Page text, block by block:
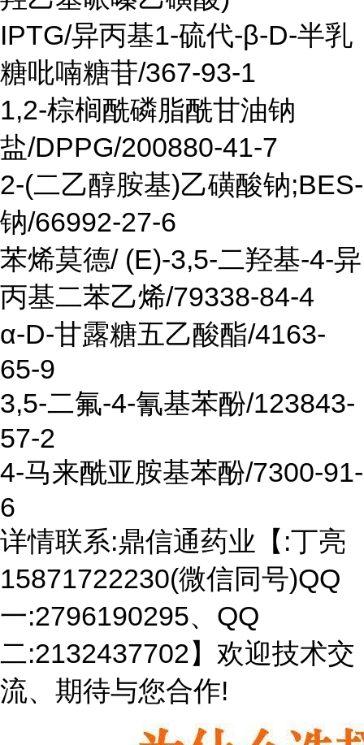
IPTG/异丙基1-硫代-β-D-半乳
糖吡喃糖苷/367-93-1
1,2-棕榈酰磷脂酰甘油钠
盐/DPPG/200880-41-7
2-(二乙醇胺基)乙磺酸钠;BES-
钠/66992-27-6
苯烯莫德/ (E)-3,5-二羟基-4-异
丙基二苯乙烯/79338-84-4
α-D-甘露糖五乙酸酯/4163-
65-9
3,5-二氟-4-氰基苯酚/123843-
57-2
4-马来酰亚胺基苯酚/7300-91-
6
详情联系:鼎信通药业【:丁亮
15871722230(微信同号)QQ
一:2796190295、QQ
二:2132437702】欢迎技术交
流、期待与您合作!